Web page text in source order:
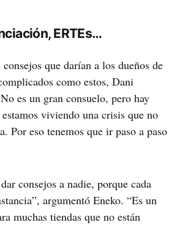
ERTEs…
que darían a los dueños de
como estos, Dani
es un gran consuelo, pero hay
viviendo una crisis que no
Por eso tenemos que ir paso a paso
consejos a nadie, porque cada
argumentó Eneko. “Es un
muchas tiendas que no están